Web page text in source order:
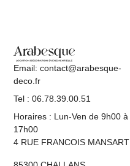
Email: contact@arabesque-
deco.fr
Tel : 06.78.39.00.51
Horaires : Lun-Ven de 9h00 à
17h00
4 RUE FRANCOIS MANSART